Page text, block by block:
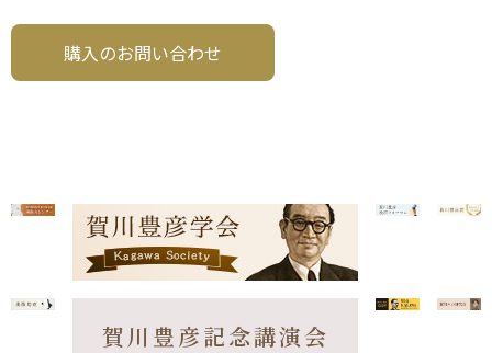
購入のお問い合わせ
賀川豊彦記念講演会